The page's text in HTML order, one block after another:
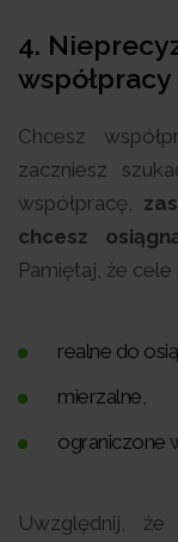
4.
współpracy
Chcesz
zaczniesz
współpracę,
chcesz
Pamiętaj, że
realne do
mierzalne,
ograniczone
Uwzględnij, że